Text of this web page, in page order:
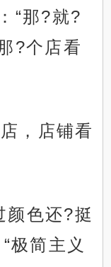
“那?就?
?个店看
，店铺看
颜色还?挺
极简主义